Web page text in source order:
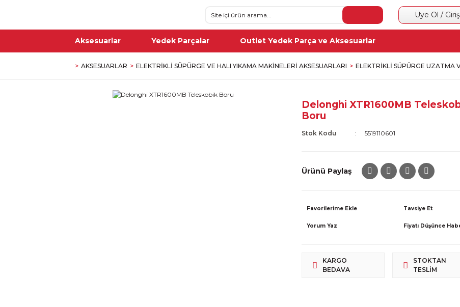
Üye Ol /
Aksesuarlar Yedek Parçalar Outlet Yedek Parça ve Aksesuarlar
AKSESUARLAR ELEKTRIKLI SÜPÜRGE VE HALI YIKAMA MAKINELERI AKSESUARLARI ELEKTRIKLI SÜPÜRGE UZATMA
Delonghi XTR1600MB
Boru
Stok Kodu 5519110601
Ürünü Paylaş
Tavsiye Et
Yorum Yaz Fiyatı Düşünce
KARGO
BEDAVA
STOKTAN
TESLIM